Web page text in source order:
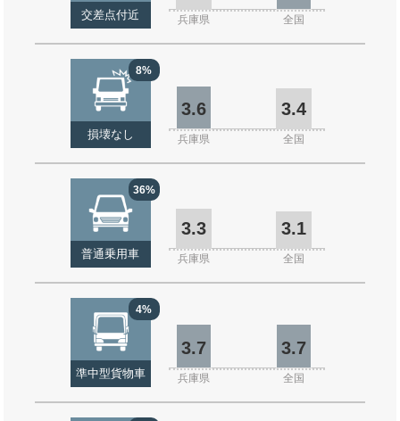
交差点付近 兵庫県 全国
8%
損壊なし
3.6 3.4
兵庫県 全国
36%
普通乗用車
3.3 3.1
兵庫県 全国
4%
準中型貨物車
3.7 3.7
兵庫県 全国